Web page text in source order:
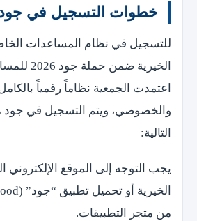
خطوات التسجيل في جود
للتسجيل في نظام المساعدات
الخيرية
اعتمدت الجمعية نظاماً رقمياً
والخصوصي، ويتم التسجيل في جود
التالية:
يجب التوجه إلى الموقع
من متجر التطبيقات.